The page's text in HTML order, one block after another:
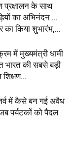
प्रक्षालन के साथ
का अभिनंदन …
का किया शुभारंभ,...
में मुख्यमंत्री धामी
भारत की सबसे बड़ी
में कैसे बन गई अवैध
पर्यटकों को पैदल